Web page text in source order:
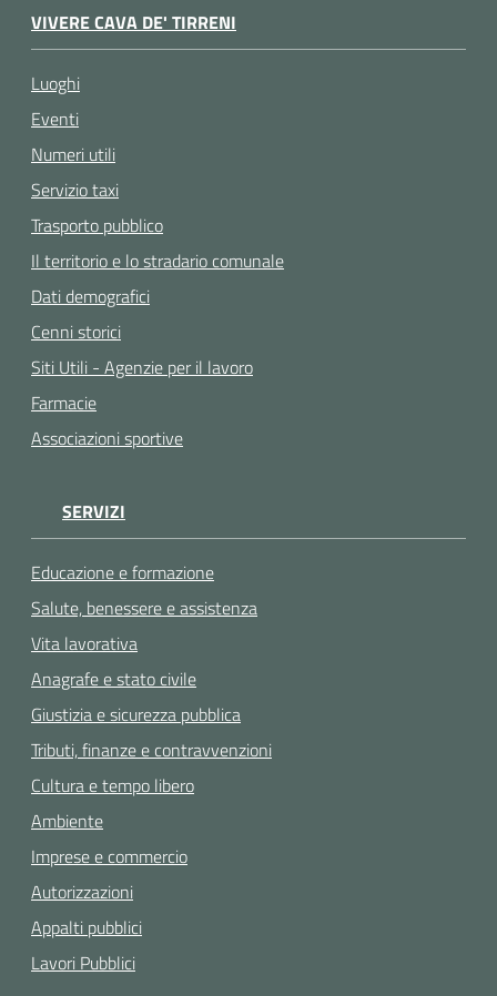
VIVERE CAVA DE' TIRRENI
Luoghi
Eventi
Numeri utili
Servizio taxi
Trasporto pubblico
Il territorio e lo stradario comunale
Dati demografici
Cenni storici
Siti Utili - Agenzie per il lavoro
Farmacie
Associazioni sportive
SERVIZI
Educazione e formazione
Salute, benessere e assistenza
Vita lavorativa
Anagrafe e stato civile
Giustizia e sicurezza pubblica
Tributi, finanze e contravvenzioni
Cultura e tempo libero
Ambiente
Imprese e commercio
Autorizzazioni
Appalti pubblici
Lavori Pubblici